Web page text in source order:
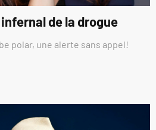
de la drogue
polar, une alerte sans appel!